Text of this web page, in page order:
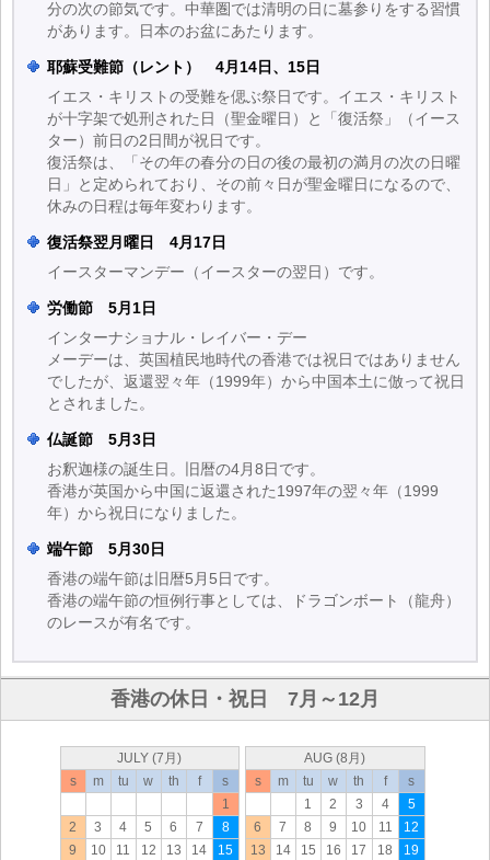
分の次の節気です。中華圏では清明の日に墓参りをする習慣
があります。日本のお盆にあたります。
耶蘇受難節（レント） 4月14日、15日
イエス・キリストの受難を偲ぶ祭日です。イエス・キリスト
が十字架で処刑された日（聖金曜日）と「復活祭」（イース
ター）前日の2日間が祝日です。
復活祭は、「その年の春分の日の後の最初の満月の次の日曜
日」と定められており、その前々日が聖金曜日になるので、
休みの日程は毎年変わります。
復活祭翌月曜日 4月17日
イースターマンデー（イースターの翌日）です。
労働節 5月1日
インターナショナル・レイバー・デー
メーデーは、英国植民地時代の香港では祝日ではありません
でしたが、返還翌々年（1999年）から中国本土に倣って祝日
とされました。
仏誕節 5月3日
お釈迦様の誕生日。旧暦の4月8日です。
香港が英国から中国に返還された1997年の翌々年（1999
年）から祝日になりました。
端午節 5月30日
香港の端午節は旧暦5月5日です。
香港の端午節の恒例行事としては、ドラゴンボート（龍舟）
のレースが有名です。
香港の休日・祝日 7月～12月
JULY (7月)
s
m tu w th f
s
1
2
3 4 5 6 7
8
9
10 11 12 13 14
15
AUG (8月)
s
m tu w th f
s
1
2 3 4
5
6
7 8 9 10 11
12
13
14 15 16 17 18
19